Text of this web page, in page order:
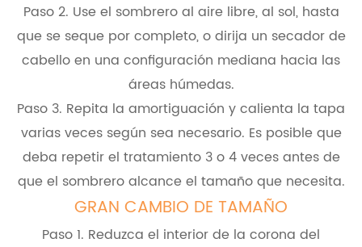
Paso 2. Use el sombrero al aire libre, al sol, hasta
que se seque por completo, o dirija un secador de
cabello en una configuración mediana hacia las
áreas húmedas.
Paso 3. Repita la amortiguación y calienta la tapa
varias veces según sea necesario. Es posible que
deba repetir el tratamiento 3 o 4 veces antes de
que el sombrero alcance el tamaño que necesita.
GRAN CAMBIO DE TAMAÑO
Paso 1. Reduzca el interior de la corona del